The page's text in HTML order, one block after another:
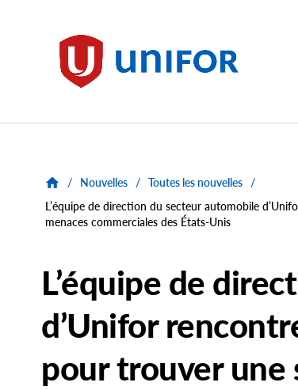
Unifor
/ Nouvelles / Toutes les nouvelles
/
L’équipe de direction du secteur automobile
menaces commerciales des États-Unis
L’équipe de
d’Unifor
pour trouver